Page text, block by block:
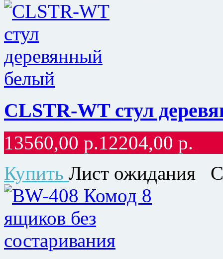
CLSTR-WT стул
13560,00 р.12204,00 р.
Купить Лист ожидания